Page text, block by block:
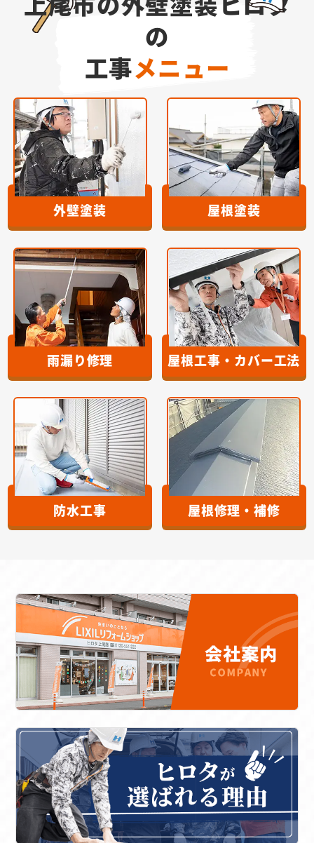
の
工事メニュー
外壁塗装 屋根塗装
雨漏り修理 屋根工事・カバー工法
防水工事 屋根修理・補修